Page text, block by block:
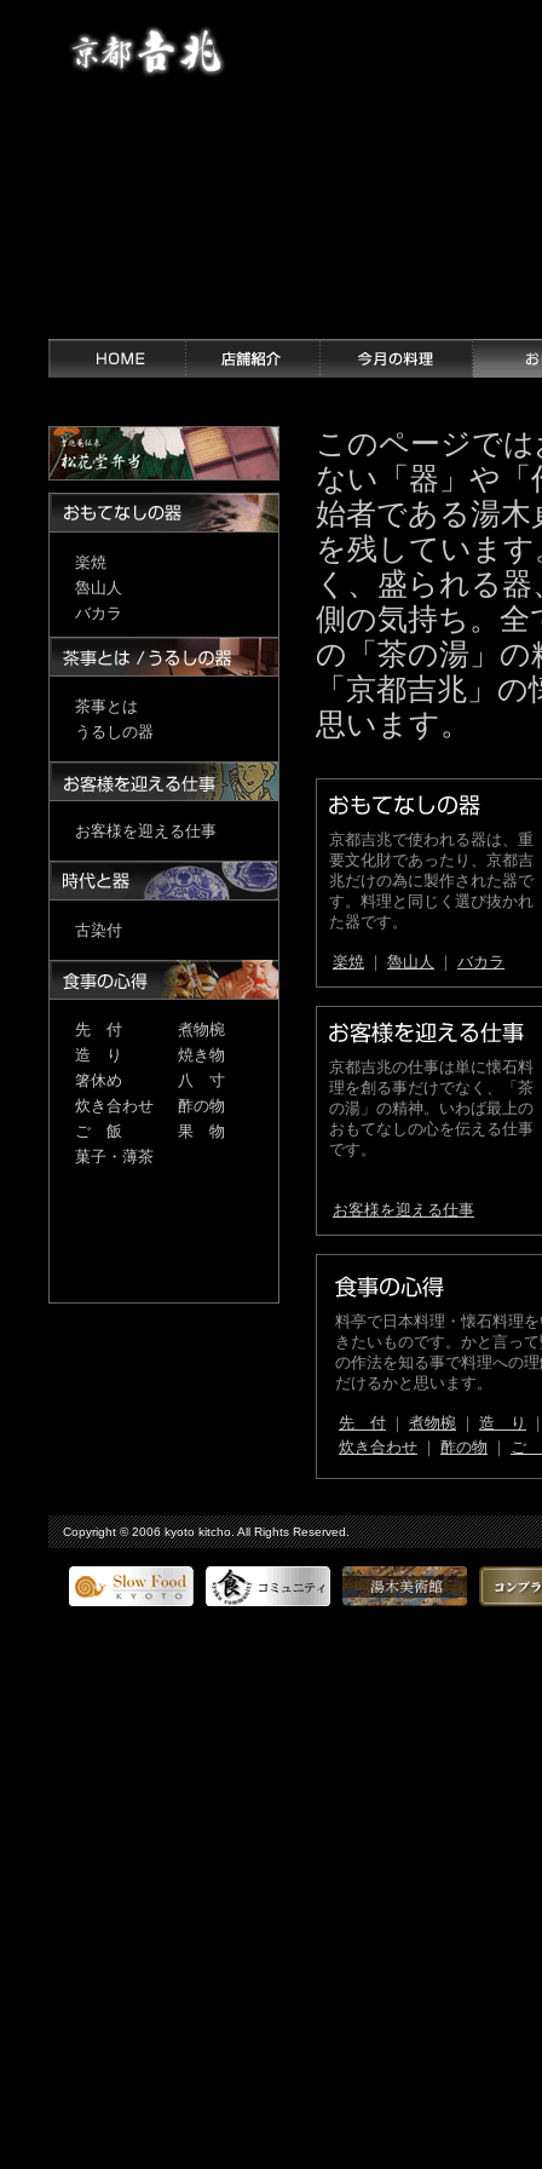
楽焼
魯山人
バカラ
茶事とは
うるしの器
お客様を迎える仕事
古染付
先 付
煮物椀
造 り
焼き物
箸休め
八 寸
炊き合わせ
酢の物
ご 飯
果 物
菓子・薄茶
このページで
ない「器」や
始者である湯木
を残していま
く、盛られる
側の気持ち。全
の「茶の湯」
「京都吉兆」
思います。
京都吉兆で使われる器は、重
要文化財であったり、京都吉
兆だけの為に製作された器で
す。料理と同じく選び抜かれ
た器です。
楽焼 ｜ 魯山人 ｜ バカラ
京都吉兆の仕事は単に懐石料
理を創る事だけでなく、「茶
の湯」の精神。いわば最上の
おもてなしの心を伝える仕事
です。
お客様を迎える仕事
料亭で日本料理・懐石料理
きたいものです。かと言っ
の作法を知る事で料理への
だけるかと思います。
先 付 ｜ 煮物椀 ｜ 造 り
炊き合わせ ｜ 酢の物 ｜ ご
Copyright © 2006 kyoto kitcho. All Rights Reserved.